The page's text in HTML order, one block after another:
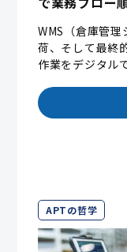
WMS（倉庫管
荷、そして最終
作業をデジタル
APTの哲学